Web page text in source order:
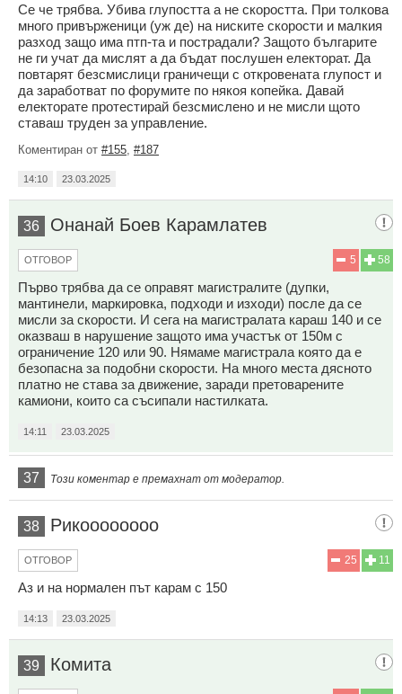
Се че трябва. Убива глупостта а не скоростта. При толкова
много привърженици (уж де) на ниските скорости и малкия
разход защо има птп-та и пострадали? Защото българите
не ги учат да мислят а да бъдат послушен електорат. Да
повтарят безсмислици граничещи с откровената глупост и
да заработват по форумите по някоя копейка. Давай
електорате протестирай безсмислено и не мисли щото
ставаш труден за управление.
Коментиран от #155 #187
14:10 23.03.2025
36 Онанай Боев Карамлатев
58
5
ОТГОВОР
Първо трябва да се оправят магистралите (дупки,
мантинели, маркировка, подходи и изходи) после да се
мисли за скорости. И сега на магистралата караш 140 и се
оказваш в нарушение защото има участък от 150м с
ограничение 120 или 90. Нямаме магистрала която да е
безопасна за подобни скорости. На много места дясното
платно не става за движение, заради претоварените
камиони, които са съсипали настилката.
14:11 23.03.2025
37 Този коментар е премахнат от модератор.
38 Рикоооооооо
11
25
ОТГОВОР
Аз и на нормален път карам с 150
14:13 23.03.2025
39 Комита